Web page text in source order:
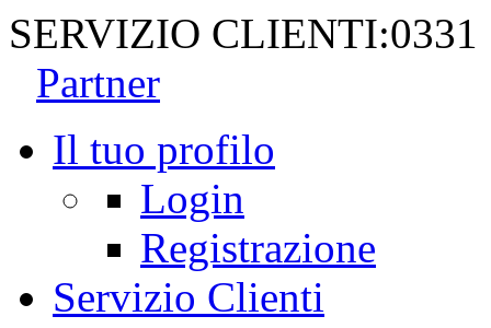
SERVIZIO CLIENTI:0331
Partner
Il tuo profilo
Login
Registrazione
Servizio Clienti